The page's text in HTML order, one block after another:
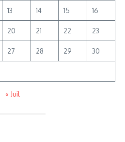
13 14 15 16
20 21 22 23
27 28 29 30
« Juil